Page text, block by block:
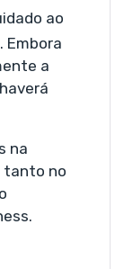
ao
Embora
a
na
tanto no